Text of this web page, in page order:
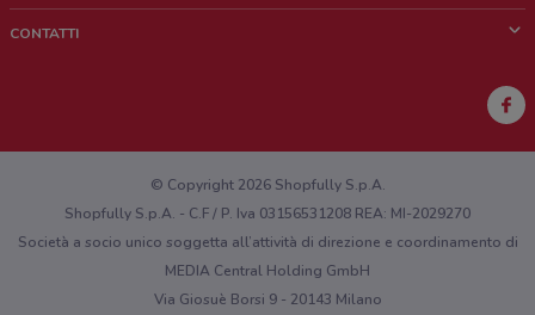
Lavora con noi
Richieste commerciali e marketing
CONTATTI
Hai un malfunzionamento sul web o sull'app?
© Copyright 2026 Shopfully S.p.A.
Shopfully S.p.A. - C.F / P. Iva 03156531208 REA: MI-2029270
Società a socio unico soggetta all’attività di direzione e coordinamento di
MEDIA Central Holding GmbH
Via Giosuè Borsi 9 - 20143 Milano